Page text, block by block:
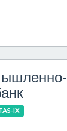
IX